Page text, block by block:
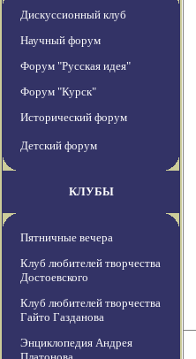
Дискуссионный клуб
Научный форум
Форум "Русская идея"
Форум "Курск"
Исторический форум
Детский форум
КЛУБЫ
Пятничные вечера
Клуб любителей творчества
Достоевского
Клуб любителей творчества
Гайто Газданова
Энциклопедия Андрея